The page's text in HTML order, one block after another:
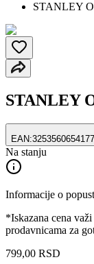
STANLEY
STANLEY
EAN:3253560654177
Na stanju
Informacije o
*Iskazana cena
prodavnicama za
799,00 RSD